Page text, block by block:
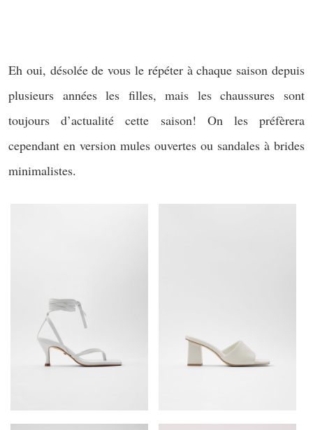
Eh oui, désolée de vous le répéter à chaque saison depuis
plusieurs années les filles, mais les chaussures sont
toujours d’actualité cette saison! On les préfèrera
cependant en version mules ouvertes ou sandales à brides
minimalistes.